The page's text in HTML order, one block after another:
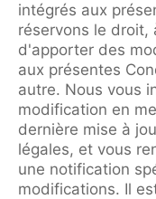
intégrés aux
réservons le droit,
d'apporter des
aux présentes
autre. Nous vous
modification en
dernière mise à
légales, et vous
une notification
modifications. Il